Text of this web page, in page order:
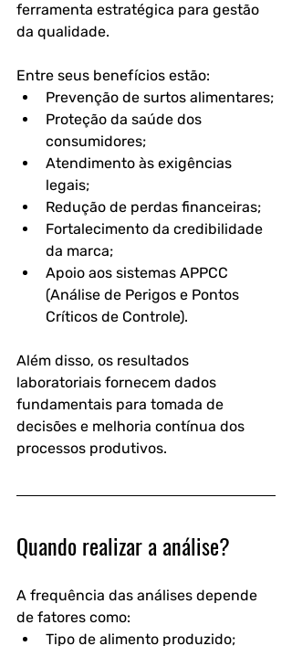
ferramenta estratégica para gestão
da qualidade.
Entre seus benefícios estão:
Prevenção de surtos alimentares;
Proteção da saúde dos
consumidores;
Atendimento às exigências
legais;
Redução de perdas financeiras;
Fortalecimento da credibilidade
da marca;
Apoio aos sistemas APPCC
(Análise de Perigos e Pontos
Críticos de Controle).
Além disso, os resultados
laboratoriais fornecem dados
fundamentais para tomada de
decisões e melhoria contínua dos
processos produtivos.
Quando realizar a análise?
A frequência das análises depende
de fatores como:
Tipo de alimento produzido;